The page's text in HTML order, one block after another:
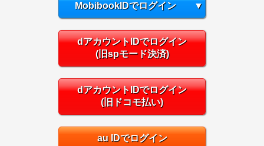
MobibookIDでログイン ▼
dアカウントIDでログイン
(旧spモード決済)
dアカウントIDでログイン
(旧ドコモ払い)
au IDでログイン